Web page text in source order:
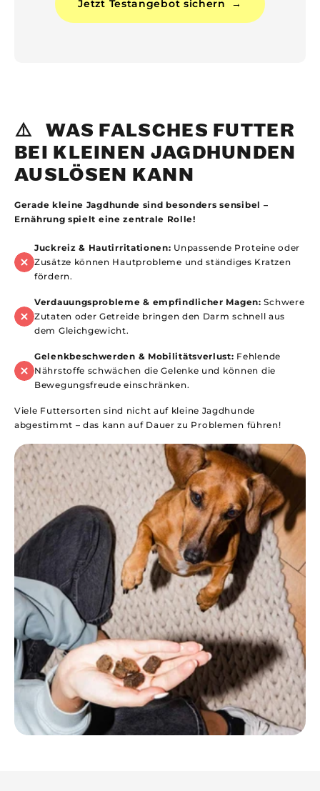
Jetzt Testangebot sichern →
⚠️ WAS FALSCHES FUTTER
BEI KLEINEN JAGDHUNDEN
AUSLÖSEN KANN
Gerade kleine Jagdhunde sind besonders sensibel –
Ernährung spielt eine zentrale Rolle!
Juckreiz & Hautirritationen: Unpassende Proteine oder
Zusätze können Hautprobleme und ständiges Kratzen
fördern.
Verdauungsprobleme & empfindlicher Magen: Schwere
Zutaten oder Getreide bringen den Darm schnell aus
dem Gleichgewicht.
Gelenkbeschwerden & Mobilitätsverlust: Fehlende
Nährstoffe schwächen die Gelenke und können die
Bewegungsfreude einschränken.
Viele Futtersorten sind nicht auf kleine Jagdhunde
abgestimmt – das kann auf Dauer zu Problemen führen!